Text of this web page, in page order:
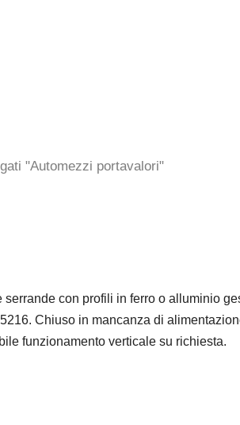
"Automezzi portavalori"
con profili in ferro o alluminio
Chiuso in mancanza di
funzionamento verticale su richiesta.